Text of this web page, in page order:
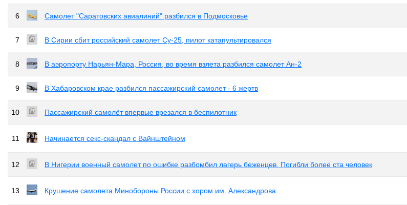
6 Самолет "Саратовских авиалиний" разбился в Подмосковье
7 В Сирии сбит российский самолет Су-25, пилот катапультировался
8 В аэропорту Нарьян-Мара, Россия, во время взлета разбился самолет Ан-2
9 В Хабаровском крае разбился пассажирский самолет - 6 жертв
10 Пассажирский самолёт впервые врезался в беспилотник
11 Начинается секс-скандал с Вайнштейном
12 В Нигерии военный самолет по ошибке разбомбил лагерь беженцев. Погибли более ста человек
13 Крушение самолета Минобороны России с хором им. Александрова